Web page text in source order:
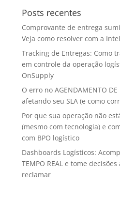
Posts recentes
Comprovante de entrega
Veja como resolver com a
Tracking de Entregas: Como
em controle da operação
OnSupply
O erro no AGENDAMENTO DE
afetando seu SLA (e como
Por que sua operação não
(mesmo com tecnologia) e
com BPO logístico
Dashboards Logísticos:
TEMPO REAL e tome
reclamar